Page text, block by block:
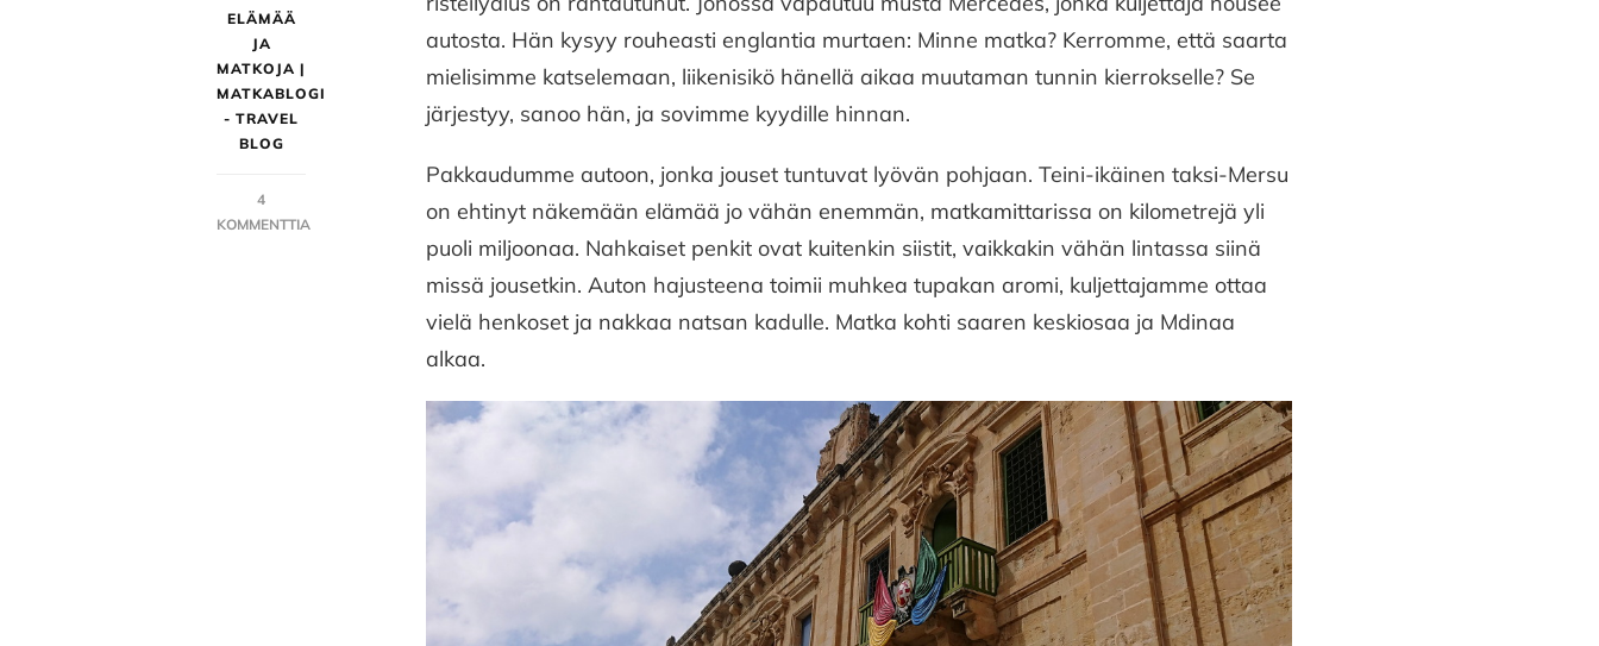
ELÄMÄÄ
JA
MATKOJA |
MATKABLOGI
- TRAVEL
BLOG
4
KOMMENTTIA
autosta. Hän kysyy rouheasti englantia murtaen: Minne matka? Kerromme, että saarta
mielisimme katselemaan, liikenisikö hänellä aikaa muutaman tunnin kierrokselle? Se
järjestyy, sanoo hän, ja sovimme kyydille hinnan.
Pakkaudumme autoon, jonka jouset tuntuvat lyövän pohjaan. Teini-ikäinen taksi-Mersu
on ehtinyt näkemään elämää jo vähän enemmän, matkamittarissa on kilometrejä yli
puoli miljoonaa. Nahkaiset penkit ovat kuitenkin siistit, vaikkakin vähän lintassa siinä
missä jousetkin. Auton hajusteena toimii muhkea tupakan aromi, kuljettajamme ottaa
vielä henkoset ja nakkaa natsan kadulle. Matka kohti saaren keskiosaa ja Mdinaa
alkaa.